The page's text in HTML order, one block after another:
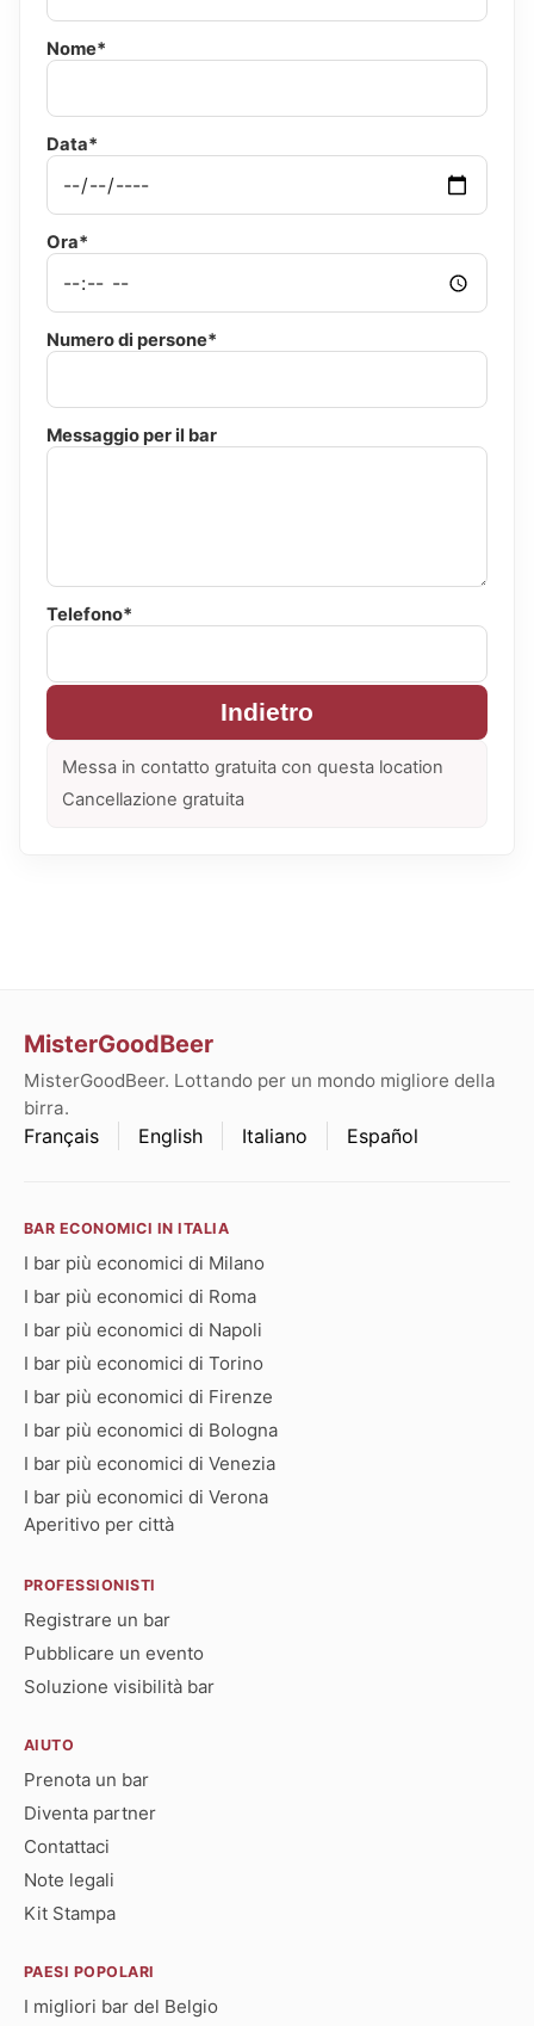
Nome*
Data*
Ora*
Numero di persone*
Messaggio per il bar
Telefono*
Indietro
Messa in contatto gratuita con questa location
Cancellazione gratuita
MisterGoodBeer
MisterGoodBeer. Lottando per un mondo migliore della
birra.
Français English Italiano Español
BAR ECONOMICI IN ITALIA
I bar più economici di Milano
I bar più economici di Roma
I bar più economici di Napoli
I bar più economici di Torino
I bar più economici di Firenze
I bar più economici di Bologna
I bar più economici di Venezia
I bar più economici di Verona
Aperitivo per città
PROFESSIONISTI
Registrare un bar
Pubblicare un evento
Soluzione visibilità bar
AIUTO
Prenota un bar
Diventa partner
Contattaci
Note legali
Kit Stampa
PAESI POPOLARI
I migliori bar del Belgio